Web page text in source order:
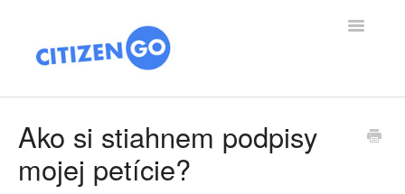
Toggle
ČLÁNKY
Ako si stiahnem podpisy
mojej petície?